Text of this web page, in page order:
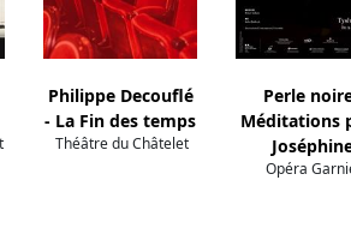
Philippe Decouflé
- La Fin des temps
Théâtre du Châtelet
Perle
Méditations
Opéra